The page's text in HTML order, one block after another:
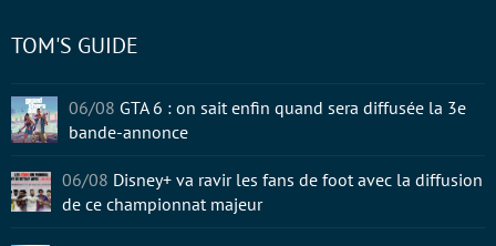
TOM'S GUIDE
06/08 GTA 6 : on sait enfin quand sera diffusée la 3e
bande-annonce
06/08 Disney+ va ravir les fans de foot avec la diffusion
de ce championnat majeur